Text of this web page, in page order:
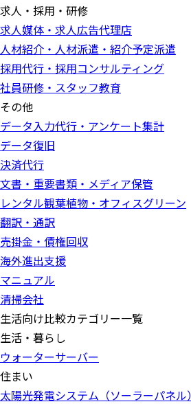
求人・採用・研修
求人媒体・求人広告代理店
人材紹介・人材派遣・紹介予定派遣
採用代行・採用コンサルティング
社員研修・スタッフ教育
その他
データ入力代行・アンケート集計
データ復旧
決済代行
文書・重要書類・メディア保管
レンタル観葉植物・オフィスグリーン
翻訳・通訳
売掛金・債権回収
海外進出支援
マニュアル
清掃会社
生活向け比較カテゴリー一覧
生活・暮らし
ウォーターサーバー
住まい
太陽光発電システム（ソーラーパネル）